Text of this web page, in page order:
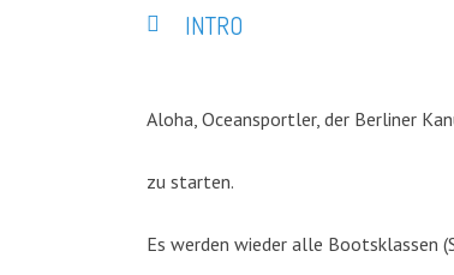
INTRO
Aloha, Oceansportler, der Berliner
zu starten.
Es werden wieder alle Bootsklassen